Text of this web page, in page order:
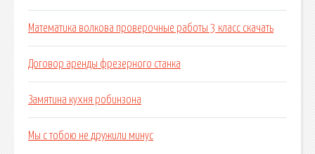
Математика волкова проверочные работы 3 класс скачать
Договор аренды фрезерного станка
Замятина кухня робинзона
Мы с тобою не дружили минус